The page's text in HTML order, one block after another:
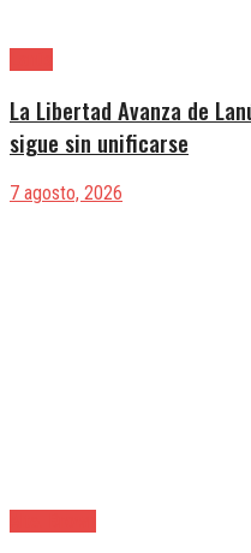
La Libertad Avanza de
sigue sin unificarse
7 agosto, 2026